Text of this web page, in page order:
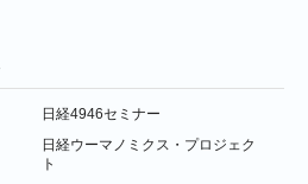
日経4946セミナー
日経ウーマノミクス・プロジェク
ト